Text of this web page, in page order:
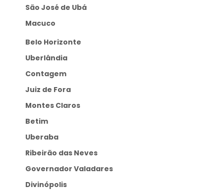
São José de Ubá
Macuco
Belo Horizonte
Uberlândia
Contagem
Juiz de Fora
Montes Claros
Betim
Uberaba
Ribeirão das Neves
Governador Valadares
Divinópolis